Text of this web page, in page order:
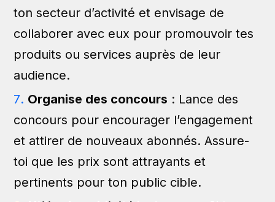
ton secteur d’activité et envisage de
collaborer avec eux pour promouvoir tes
produits ou services auprès de leur
audience.
Organise des concours : Lance des
concours pour encourager l’engagement
et attirer de nouveaux abonnés. Assure-
toi que les prix sont attrayants et
pertinents pour ton public cible.